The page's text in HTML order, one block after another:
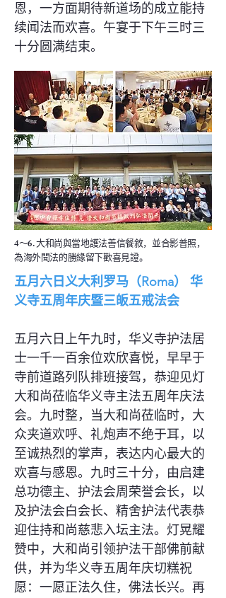
恩，一方面期待新道场的成立能持
续闻法而欢喜。午宴于下午三时三
十分圆满结束。
4～6. 大和尚與當地護法善信餐敘，並合影普照，
為海外聞法的勝緣留下歡喜見證。
五月六日义大利罗马（Roma） 华
义寺五周年庆暨三皈五戒法会
五月六日上午九时，华义寺护法居
士一千一百余位欢欣喜悦，早早于
寺前道路列队排班接驾，恭迎见灯
大和尚莅临华义寺主法五周年庆法
会。九时整，当大和尚莅临时，大
众夹道欢呼、礼炮声不绝于耳，以
至诚热烈的掌声，表达内心最大的
欢喜与感恩。九时三十分，由启建
总功德主、护法会周荣誉会长，以
及护法会白会长、精舍护法代表恭
迎住持和尚慈悲入坛主法。灯晃耀
赞中，大和尚引领护法干部佛前献
供，并为华义寺五周年庆切糕祝
愿：一愿正法久住，佛法长兴。再